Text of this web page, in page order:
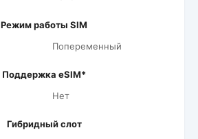
Режим работы SIM
Попеременный
Поддержка eSIM*
Нет
Гибридный слот